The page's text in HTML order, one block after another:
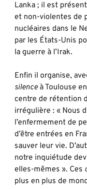
Lanka ; il est
et non-violentes de
nucléaires dans le
par les États-Unis
la guerre à l’Irak.
Enfin il organise,
silenceà Toulouse
centre de rétention
irrégulière : « Nous
l’enfermement de
d’être entrées en
sauver leur vie.
notre inquiétude
elles-mêmes ». Ces
plus en plus de